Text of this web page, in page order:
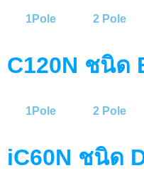
1Pole 2 Pole
C120N ชนิด
1Pole 2 Pole
iC60N ชนิด